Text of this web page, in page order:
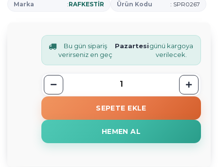
Marka :RAFKESTİR Ürün Kodu : SPR0267
Bu gün sipariş
verirseniz en geç
Pazartesigünü kargoya
verilecek.
SEPETE EKLE
HEMEN AL